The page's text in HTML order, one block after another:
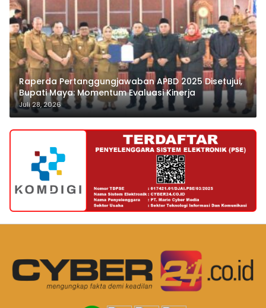
Raperda Pertanggungjawaban APBD 2025 Disetujui,
Bupati Maya: Momentum Evaluasi Kinerja
Juli 28, 2026